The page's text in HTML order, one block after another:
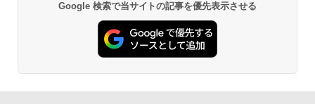
Google 検索で当サイトの記事を優先表示させる